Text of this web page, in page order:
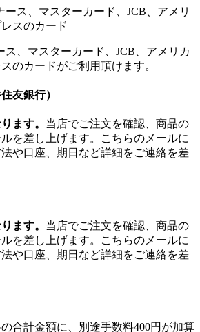
ス、マスターカード、JCB、アメリカ
のカードがご利用頂けます。
友銀行）
ます。 当店でご注文を確認、商品の
を差し上げます。こちらのメールに
や口座、期日など詳細をご連絡を差
ます。 当店でご注文を確認、商品の
を差し上げます。こちらのメールに
や口座、期日など詳細をご連絡を差
合計金額に、別途手数料400円が加算